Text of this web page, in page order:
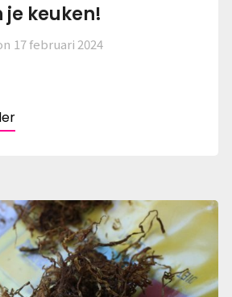
je keuken!
17 februari 2024